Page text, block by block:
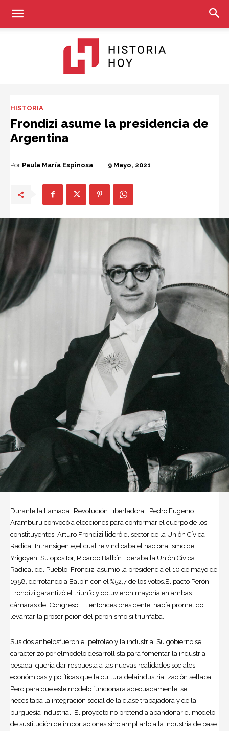
HISTORIA
Frondizi asume la presidencia de
Argentina
Por Paula María Espinosa 9 Mayo, 2021
Durante la llamada “Revolución Libertadora”, Pedro Eugenio
Aramburu convocó a elecciones para conformar el cuerpo de los
constituyentes. Arturo Frondizi lideró el sector de la Unión Cívica
Radical Intransigente,el cual reivindicaba el nacionalismo de
Yrigoyen. Su opositor, Ricardo Balbín lideraba la Unión Cívica
Radical del Pueblo. Frondizi asumió la presidencia el 10 de mayo de
1958, derrotando a Balbín con el %52,7 de los votos.El pacto Perón-
Frondizi garantizó el triunfo y obtuvieron mayoría en ambas
cámaras del Congreso. El entonces presidente, había prometido
levantar la proscripción del peronismo si triunfaba.
Sus dos anhelosfueron el petróleo y la industria. Su gobierno se
caracterizó por elmodelo desarrollista para fomentar la industria
pesada, quería dar respuesta a las nuevas realidades sociales,
económicas y políticas que la cultura delaindustrialización sellaba.
Pero para que este modelo funcionara adecuadamente, se
necesitaba la integración social de la clase trabajadora y de la
burguesía industrial. El proyecto no pretendía abandonar el modelo
de sustitución de importaciones,sino ampliarlo a la industria de base